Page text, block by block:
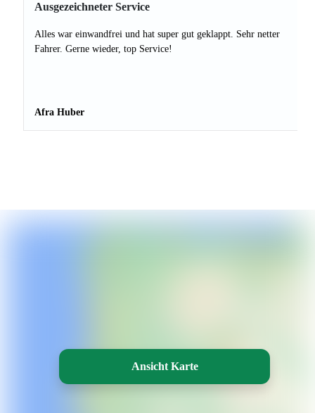
Ausgezeichneter Service
Alles war einwandfrei und hat super gut geklappt. Sehr netter
Fahrer. Gerne wieder, top Service!
Afra Huber
Ansicht Karte